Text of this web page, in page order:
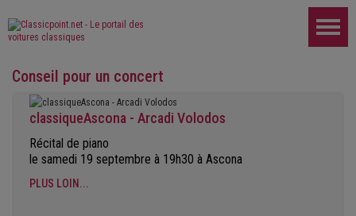
Conseil pour un concert
classiqueAscona - Arcadi Volodos
Récital de piano
le samedi 19 septembre à 19h30 à Ascona
PLUS LOIN...